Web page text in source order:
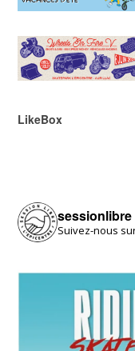
LikeBox
sessionlibre
Suivez-nous